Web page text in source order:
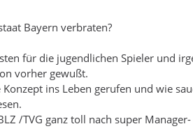
Bayern verbraten?
für die jugendlichen Spieler und
vorher gewußt.
ins Leben gerufen und wie
/TVG ganz toll nach super